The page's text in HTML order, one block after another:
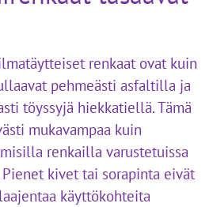
renkaat ovat kuin
pehmeästi asfaltilla ja
töyssyjä hiekkatiellä. Tämä
mukavampaa kuin
renkailla varustetuissa
kivet tai sorapinta eivät
käyttökohteita